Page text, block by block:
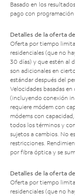
Basado en los
pago con programación
Detalles de la oferta
Oferta por tiempo
residenciales (que no
30 días) y que estén al
son adicionales en
estándar después del
Velocidades basadas
(incluyendo conexión
requiere módem con
módems con
todos los términos y
sujetos a cambios. No
restricciones.
por fibra óptica y se
Detalles de la oferta
Oferta por tiempo
residenciales (que no